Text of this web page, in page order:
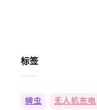
标签
蜱虫 无人机充电